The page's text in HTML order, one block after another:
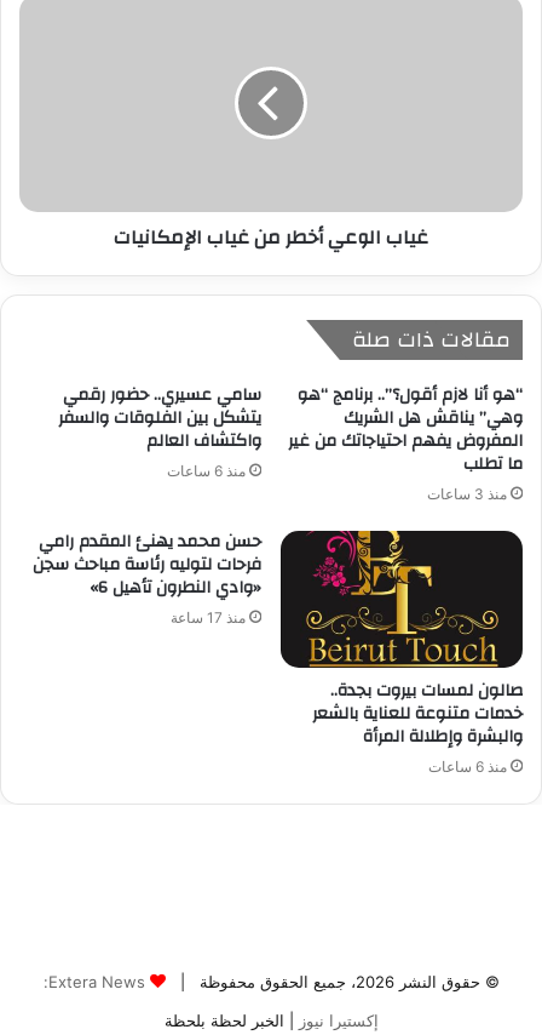
© حقوق النشر 2026، جميع الحقوق محفوظة |
Extera News:
إكستيرا نيوز
| الخبر لحظة بلحظة